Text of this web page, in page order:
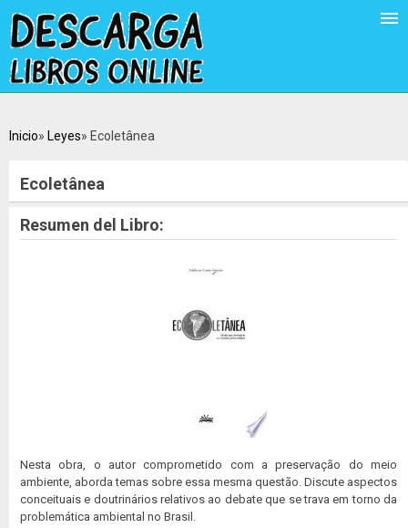
Inicio Leyes Ecoletânea
Ecoletânea
Resumen del Libro:
Nesta obra, o autor comprometido com a preservação do meio
ambiente, aborda temas sobre essa mesma questão. Discute aspectos
conceituais e doutrinários relativos ao debate que se trava em torno da
problemática ambiental no Brasil.